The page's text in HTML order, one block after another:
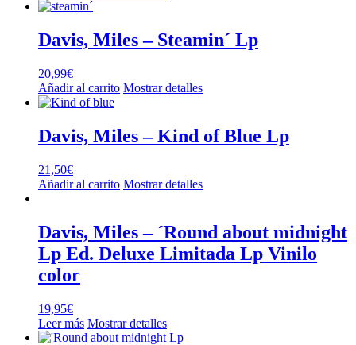
Davis, Miles – Steamin´ Lp
20,99€
Añadir al carrito Mostrar detalles
Davis, Miles – Kind of Blue Lp
21,50€
Añadir al carrito Mostrar detalles
Davis, Miles – ´Round about midnight
Lp Ed. Deluxe Limitada Lp Vinilo
color
19,95€
Leer más Mostrar detalles